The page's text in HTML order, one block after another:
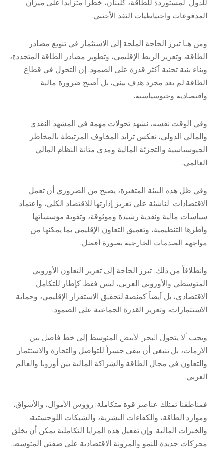
للدول المستوردة للطاقة، كلبنان، خطراً متزايداً على ميزان
المدفوعات واحتياطيات النقد الأجنبي.
ومن هنا تبرز الحاجة الملحة إلى الاستثمار في تنويع مصادر
الطاقة، وتعزيز الربط الإقليمي، وتطوير مصادر الطاقة المتجددة،
وبناء بنية تحتية أكثر قدرة على الصمود. إن التحول في قطاع
الطاقة لم يعد مجرد هدف بيئي، بل أصبح ضرورة مالية
واقتصادية وجيوسياسية.
وفي الوقت نفسه، نشهد تحولات مهمة في المشهد النقدي
والمالي الدولي، تعكس تزايد المخاوف المرتبطة بالمخاطر
الجيوسياسية والتجزئة المالية ومدى متانة النظام المالي
العالمي.
وفي ظل هذه البيئة المتغيرة، يصبح من الضروري أن تعمل
الاقتصادات الناشئة على تعزيز إدارتها للاقتصاد الكلي، واعتماد
سياسات مالية ونقدية رشيدة وموثوقة، وتقوية مؤسساتها
وأطرها التنظيمية، وتعميق التعاون الإقليمي بما يمكنها من
مواجهة الصدمات الخارجية بصورة أفضل.
وانطلاقاً من ذلك، تبرز الحاجة إلى تعزيز التعاون الأوروبي
المتوسطي والأوروبي العربي، ليس فقط كإطار للتكامل
الاقتصادي، بل أيضاً كمنصة لتحقيق الاستقرار الإقليمي، وحماية
الاستثمارات، وتعزيز القدرة الجماعية على الصمود.
ويجب ألا يتحول البحر الأبيض المتوسط إلى خط فاصل بين
الأزمات، بل ينبغي أن يبقى جسراً للتواصل والتجارة والاستثمار
والتعاون في مجال الطاقة والشراكة المالية بين أوروبا والعالم
العربي.
فمناطقنا تمتلك عناصر قوة متكاملة: رؤوس الأموال، والأسواق،
وموارد الطاقة، والكفاءات البشرية، والشبكات اللوجستية،
والخبرات المالية. وإن تفعيل هذه المزايا التكاملية يمكن أن يخلق
محركات جديدة للنمو والمرونة الاقتصادية على ضفتي المتوسط.